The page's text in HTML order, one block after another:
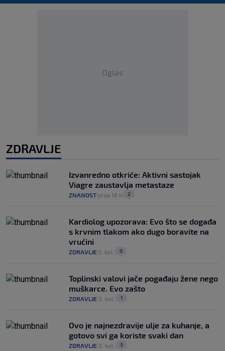
Oglas
ZDRAVLJE
Izvanredno otkriće: Aktivni sastojak
Viagre zaustavlja metastaze
ZNANOST prije 16 h 2
Kardiolog upozorava: Evo što se događa
s krvnim tlakom ako dugo boravite na
vrućini
ZDRAVLJE 5. kol. 0
Toplinski valovi jače pogađaju žene nego
muškarce. Evo zašto
ZDRAVLJE 3. kol. 1
Ovo je najnezdravije ulje za kuhanje, a
gotovo svi ga koriste svaki dan
ZDRAVLJE 3. kol. 3